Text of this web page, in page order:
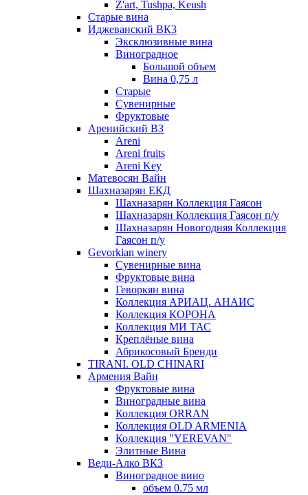
Z'art, Tushpa, Keush
Старые вина
Иджеванский ВК3
Эксклюзивные вина
Виноградное
Большой объем
Вина 0,75 л
Старые
Сувенирные
Фруктовые
Аренийский ВЗ
Areni
Areni fruits
Areni Key
Матевосян Вайн
Шахназарян ЕКД
Шахназарян Коллекция Гаясон
Шахназарян Коллекция Гаясон п/у
Шахназарян Новогодняя Коллекция
Гаясон п/у
Gevorkian winery
Сувенирные вина
Фруктовые вина
Геворкян вина
Коллекция АРИАЦ. АНАИС
Коллекция КОРОНА
Коллекция МИ ТАС
Креплёные вина
Абрикосовый Бренди
TIRANI. OLD CHINARI
Армения Вайн
Фруктовые вина
Виноградные вина
Коллекция ORRAN
Коллекция OLD ARMENIA
Коллекция "YEREVAN"
Элитные Вина
Веди-Алко ВКЗ
Виноградное вино
объем 0.75 мл